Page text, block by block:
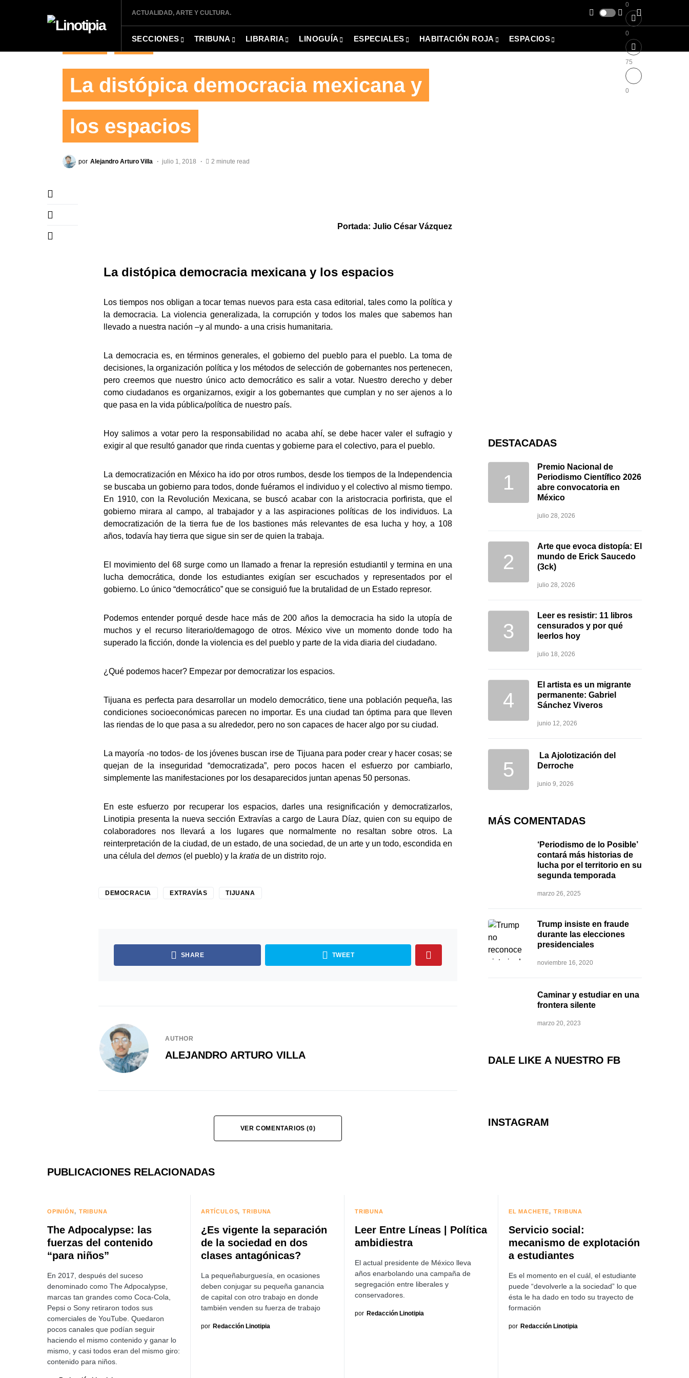
ACTUALIDAD, ARTE Y CULTURA.
SECCIONES TRIBUNA LIBRARIA LINOGUÍA ESPECIALES HABITACIÓN ROJA ESPACIOS
0
0
75
0
La distópica democracia mexicana y
los espacios
por Alejandro Arturo Villa julio 1, 2018 2 minute read
Portada: Julio César Vázquez
La distópica democracia mexicana y los espacios
Los tiempos nos obligan a tocar temas nuevos para esta casa editorial, tales como la política y
la democracia. La violencia generalizada, la corrupción y todos los males que sabemos han
llevado a nuestra nación –y al mundo- a una crisis humanitaria.
La democracia es, en términos generales, el gobierno del pueblo para el pueblo. La toma de
decisiones, la organización política y los métodos de selección de gobernantes nos pertenecen,
pero creemos que nuestro único acto democrático es salir a votar. Nuestro derecho y deber
como ciudadanos es organizarnos, exigir a los gobernantes que cumplan y no ser ajenos a lo
que pasa en la vida pública/política de nuestro país.
Hoy salimos a votar pero la responsabilidad no acaba ahí, se debe hacer valer el sufragio y
exigir al que resultó ganador que rinda cuentas y gobierne para el colectivo, para el pueblo.
La democratización en México ha ido por otros rumbos, desde los tiempos de la Independencia
se buscaba un gobierno para todos, donde fuéramos el individuo y el colectivo al mismo tiempo.
En 1910, con la Revolución Mexicana, se buscó acabar con la aristocracia porfirista, que el
gobierno mirara al campo, al trabajador y a las aspiraciones políticas de los individuos. La
democratización de la tierra fue de los bastiones más relevantes de esa lucha y hoy, a 108
años, todavía hay tierra que sigue sin ser de quien la trabaja.
El movimiento del 68 surge como un llamado a frenar la represión estudiantil y termina en una
lucha democrática, donde los estudiantes exigían ser escuchados y representados por el
gobierno. Lo único “democrático” que se consiguió fue la brutalidad de un Estado represor.
Podemos entender porqué desde hace más de 200 años la democracia ha sido la utopía de
muchos y el recurso literario/demagogo de otros. México vive un momento donde todo ha
superado la ficción, donde la violencia es del pueblo y parte de la vida diaria del ciudadano.
¿Qué podemos hacer? Empezar por democratizar los espacios.
Tijuana es perfecta para desarrollar un modelo democrático, tiene una población pequeña, las
condiciones socioeconómicas parecen no importar. Es una ciudad tan óptima para que lleven
las riendas de lo que pasa a su alrededor, pero no son capaces de hacer algo por su ciudad.
La mayoría -no todos- de los jóvenes buscan irse de Tijuana para poder crear y hacer cosas; se
quejan de la inseguridad “democratizada”, pero pocos hacen el esfuerzo por cambiarlo,
simplemente las manifestaciones por los desaparecidos juntan apenas 50 personas.
En este esfuerzo por recuperar los espacios, darles una resignificación y democratizarlos,
Linotipia presenta la nueva sección Extravías a cargo de Laura Díaz, quien con su equipo de
colaboradores nos llevará a los lugares que normalmente no resaltan sobre otros. La
reinterpretación de la ciudad, de un estado, de una sociedad, de un arte y un todo, escondida en
una célula del demos (el pueblo) y la kratia de un distrito rojo.
DEMOCRACIA EXTRAVÍAS TIJUANA
SHARE TWEET
AUTHOR
ALEJANDRO ARTURO VILLA
VER COMENTARIOS (0)
DESTACADAS
Premio Nacional de
Periodismo Científico 2026
abre convocatoria en
México
julio 28, 2026
Arte que evoca distopía: El
mundo de Erick Saucedo
(3ck)
julio 28, 2026
Leer es resistir: 11 libros
censurados y por qué
leerlos hoy
julio 18, 2026
El artista es un migrante
permanente: Gabriel
Sánchez Viveros
junio 12, 2026
La Ajolotización del
Derroche
junio 9, 2026
MÁS COMENTADAS
‘Periodismo de lo Posible’
contará más historias de
lucha por el territorio en su
segunda temporada
marzo 26, 2025
Trump insiste en fraude
durante las elecciones
presidenciales
noviembre 16, 2020
Caminar y estudiar en una
frontera silente
marzo 20, 2023
DALE LIKE A NUESTRO FB
INSTAGRAM
PUBLICACIONES RELACIONADAS
OPINIÓN TRIBUNA
The Adpocalypse: las
fuerzas del contenido
“para niños”
En 2017, después del suceso
denominado como The Adpocalypse,
marcas tan grandes como Coca-Cola,
Pepsi o Sony retiraron todos sus
comerciales de YouTube. Quedaron
pocos canales que podían seguir
haciendo el mismo contenido y ganar lo
mismo, y casi todos eran del mismo giro:
contenido para niños.
ARTÍCULOS TRIBUNA
¿Es vigente la separación
de la sociedad en dos
clases antagónicas?
La pequeñaburguesía, en ocasiones
deben conjugar su pequeña ganancia
de capital con otro trabajo en donde
también venden su fuerza de trabajo
por Redacción Linotipia
TRIBUNA
Leer Entre Líneas | Política
ambidiestra
El actual presidente de México lleva
años enarbolando una campaña de
segregación entre liberales y
conservadores.
por Redacción Linotipia
EL MACHETE TRIBUNA
Servicio social:
mecanismo de explotación
a estudiantes
Es el momento en el cuál, el estudiante
puede “devolverle a la sociedad” lo que
ésta le ha dado en todo su trayecto de
formación
por Redacción Linotipia